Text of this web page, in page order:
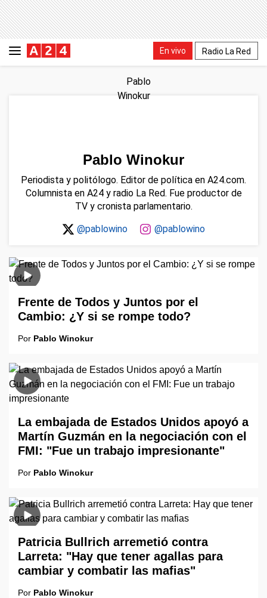
En vivo Radio La Red
Pablo Winokur
Periodista y politólogo. Editor de política en A24.com.
Columnista en A24 y radio La Red. Fue productor de
TV y cronista parlamentario.
@pablowino
@pablowino
Frente de Todos y Juntos por el
Cambio: ¿Y si se rompe todo?
Por Pablo Winokur
La embajada de Estados Unidos apoyó a
Martín Guzmán en la negociación con el
FMI: "Fue un trabajo impresionante"
Por Pablo Winokur
Patricia Bullrich arremetió contra
Larreta: "Hay que tener agallas para
cambiar y combatir las mafias"
Por Pablo Winokur